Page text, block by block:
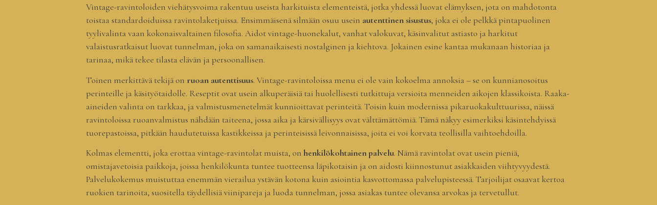
Vintage-ravintoloiden viehätysvoima rakentuu useista harkituista elementeistä, jotka yhdessä luovat elämyksen, jota on mahdotonta
toistaa standardoiduissa ravintolaketjuissa. Ensimmäisenä silmään osuu usein autenttinen sisustus, joka ei ole pelkkä pintapuolinen
tyylivalinta vaan kokonaisvaltainen filosofia. Aidot vintage-huonekalut, vanhat valokuvat, käsinvalitut astiasto ja harkitut
valaistusratkaisut luovat tunnelman, joka on samanaikaisesti nostalginen ja kiehtova. Jokainen esine kantaa mukanaan historiaa ja
tarinaa, mikä tekee tilasta elävän ja persoonallisen.
Toinen merkittävä tekijä on ruoan autenttisuus. Vintage-ravintoloissa menu ei ole vain kokoelma annoksia – se on kunnianosoitus
perinteille ja käsityötaidolle. Reseptit ovat usein alkuperäisiä tai huolellisesti tutkittuja versioita menneiden aikojen klassikoista. Raaka-
aineiden valinta on tarkkaa, ja valmistusmenetelmät kunnioittavat perinteitä. Toisin kuin modernissa pikaruokakulttuurissa, näissä
ravintoloissa ruoanvalmistus nähdään taiteena, jossa aika ja kärsivällisyys ovat välttämättömiä. Tämä näkyy esimerkiksi käsintehdyissä
tuorepastoissa, pitkään haudutetuissa kastikkeissa ja perinteisissä leivonnaisissa, joita ei voi korvata teollisilla vaihtoehdoilla.
Kolmas elementti, joka erottaa vintage-ravintolat muista, on henkilökohtainen palvelu. Nämä ravintolat ovat usein pieniä,
omistajavetoisia paikkoja, joissa henkilökunta tuntee tuotteensa läpikotaisin ja on aidosti kiinnostunut asiakkaiden viihtyvyydestä.
Palvelukokemus muistuttaa enemmän vierailua ystävän kotona kuin asiointia kasvottomassa palvelupisteessä. Tarjoilijat osaavat kertoa
ruokien tarinoita, suositella täydellisiä viinipareja ja luoda tunnelman, jossa asiakas tuntee olevansa arvokas ja tervetullut.